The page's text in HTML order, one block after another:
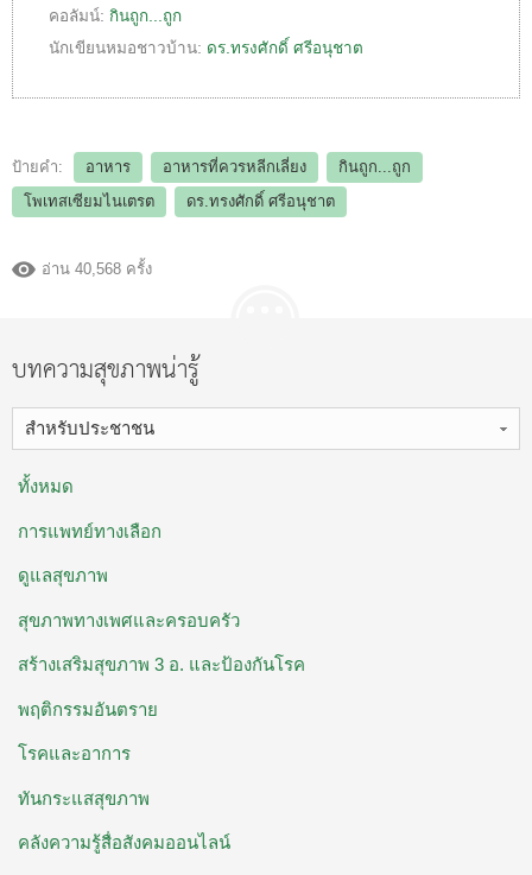
คอลัมน์: กินถูก...ถูก
นักเขียนหมอชาวบ้าน: ดร.ทรงศักดิ์ ศรีอนุชาต
ป้ายคำ: อาหาร อาหารที่ควรหลีกเลี่ยง
กินถูก...ถูก
โพเทสเซียมไนเตรต
ดร.ทรงศักดิ์ ศรีอนุชาต
อ่าน 40,568 ครั้ง
บทความสุขภาพน่ารู้
สำหรับประชาชน
ทั้งหมด
การแพทย์ทางเลือก
ดูแลสุขภาพ
สุขภาพทางเพศและครอบครัว
สร้างเสริมสุขภาพ 3 อ. ​และป้องกันโรค
พฤติกรรมอันตราย
โรคและอาการ
ทันกระแสสุขภาพ
คลังความรู้สื่อสังคมออนไลน์